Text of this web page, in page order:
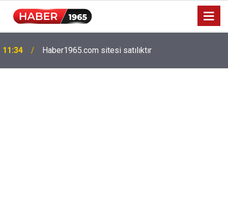
11:34 Haber1965.com sitesi satılıktır
15:52
hesaplarda